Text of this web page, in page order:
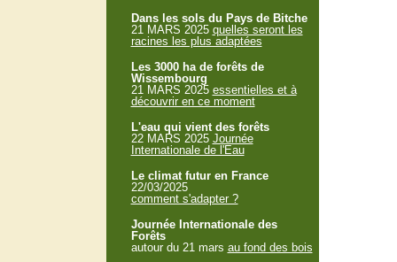
Dans les sols du Pays de Bitche
21 MARS 2025 quelles seront les
racines les plus adaptées
Les 3000 ha de forêts de
Wissembourg
21 MARS 2025 essentielles et à
découvrir en ce moment
L'eau qui vient des forêts
22 MARS 2025 Journée
Internationale de l'Eau
Le climat futur en France
22/03/2025
comment s'adapter ?
Journée Internationale des
Forêts
autour du 21 mars au fond des bois